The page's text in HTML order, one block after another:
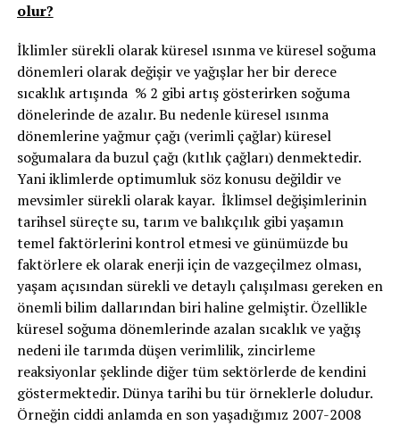
olur?
İklimler sürekli olarak küresel ısınma ve küresel soğuma
dönemleri olarak değişir ve yağışlar her bir derece
sıcaklık artışında % 2 gibi artış gösterirken soğuma
dönelerinde de azalır. Bu nedenle küresel ısınma
dönemlerine yağmur çağı (verimli çağlar) küresel
soğumalara da buzul çağı (kıtlık çağları) denmektedir.
Yani iklimlerde optimumluk söz konusu değildir ve
mevsimler sürekli olarak kayar. İklimsel değişimlerinin
tarihsel süreçte su, tarım ve balıkçılık gibi yaşamın
temel faktörlerini kontrol etmesi ve günümüzde bu
faktörlere ek olarak enerji için de vazgeçilmez olması,
yaşam açısından sürekli ve detaylı çalışılması gereken en
önemli bilim dallarından biri haline gelmiştir. Özellikle
küresel soğuma dönemlerinde azalan sıcaklık ve yağış
nedeni ile tarımda düşen verimlilik, zincirleme
reaksiyonlar şeklinde diğer tüm sektörlerde de kendini
göstermektedir. Dünya tarihi bu tür örneklerle doludur.
Örneğin ciddi anlamda en son yaşadığımız 2007-2008